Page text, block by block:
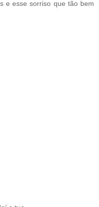
e esse sorriso que tão bem